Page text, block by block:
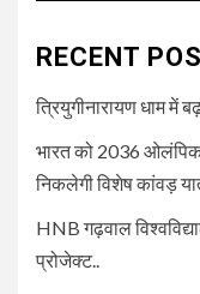
RECENT
त्रियुगीनारायण धाम में
भारत को 2036 ओलंपिक
निकलेगी विशेष कांवड़
HNB गढ़वाल
प्रोजेक्ट..